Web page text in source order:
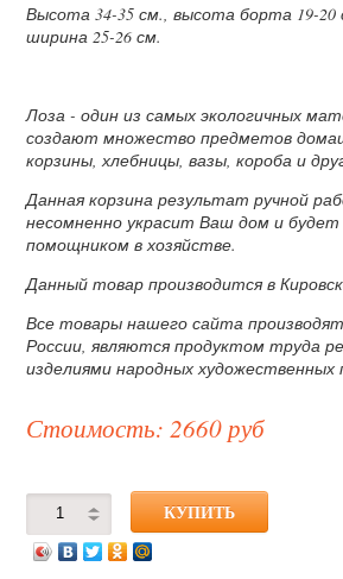
Высота 34-35 см., высота борта 19-20
ширина 25-26 см.
Лоза - один из самых экологичных
создают множество предметов
корзины, хлебницы, вазы, короба и
Данная корзина результат ручной
несомненно украсит Ваш дом и
помощником в хозяйстве.
Данный товар производится в
Все товары нашего сайта
России, являются продуктом труда
изделиями народных художественных
Стоимость: 2660 руб